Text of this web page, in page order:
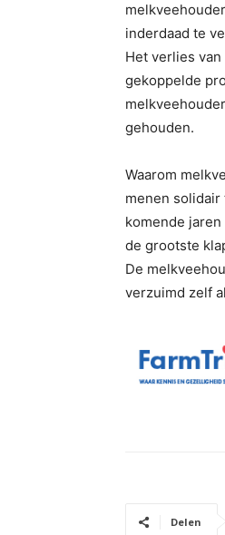
inderdaad te
Het verlies
gekoppelde
gehouden.
Waarom
menen solidair
komende
de grootste
De
verzuimd zelf
Delen